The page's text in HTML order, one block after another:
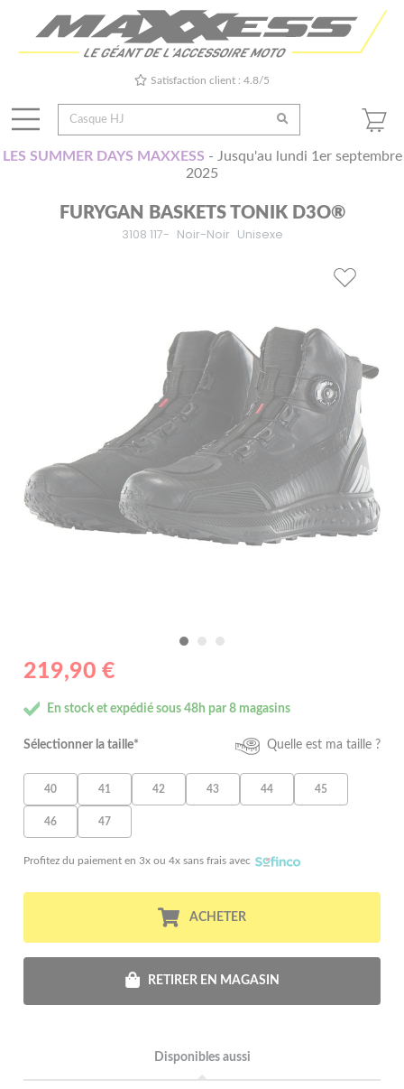
Satisfaction client : 4.8/5
LES SUMMER DAYS MAXXESS - Jusqu'au lundi 1er septembre
2025
FURYGAN BASKETS TONIK D3O®
3108 117- Noir-Noir Unisexe
219,90 €
En stock et expédié sous 48h par 8 magasins
Sélectionner la taille* Quelle est ma taille ?
40 41 42 43 44 45
46 47
Profitez du paiement en 3x ou 4x sans frais avec
ACHETER
RETIRER EN MAGASIN
Disponibles aussi